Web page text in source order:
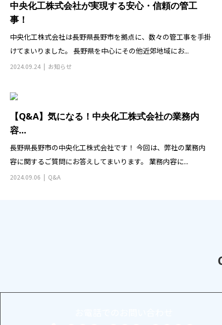
中央化工株式会社が実現する安心・信頼の管工
事！
中央化工株式会社は長野県長野市を拠点に、数々の管工事を手掛
けてまいりました。 長野県を中心にその他近郊地域にお...
2024.09.24 お知らせ
【Q&A】気になる！中央化工株式会社の業務内
容...
長野県長野市の中央化工株式会社です！ 今回は、弊社の業務内
容に関するご質問にお答えしてまいります。 業務内容に...
2024.09.06 Q&A